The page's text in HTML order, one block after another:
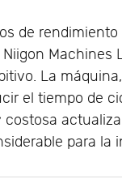
de
Machines
La
el tiempo de
para la